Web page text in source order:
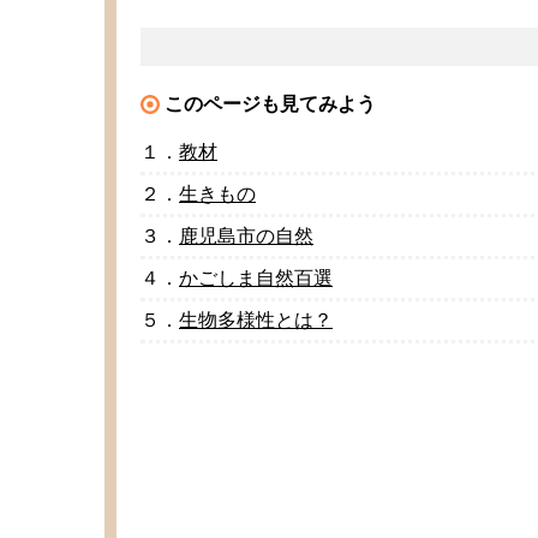
このページも 見てみよう
１． 教材
２． 生きもの
３． 鹿児島市の自然
４． かごしま 自然百選
５． 生物多様性とは？